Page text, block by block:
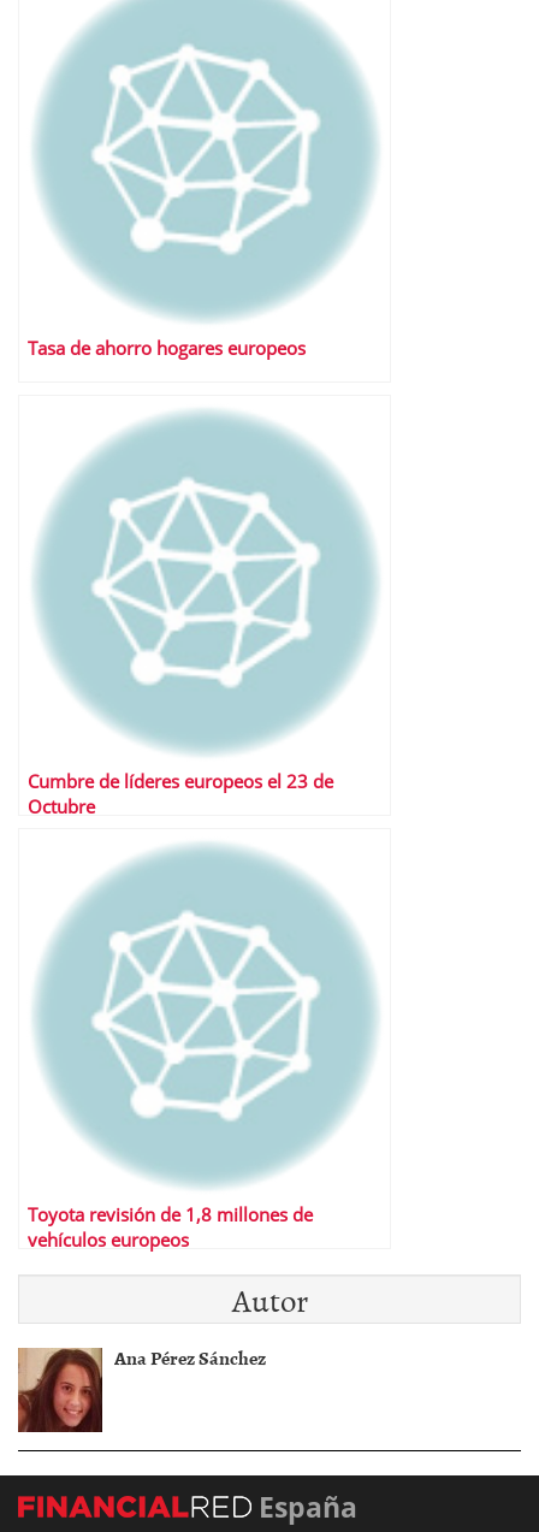
Tasa de ahorro hogares europeos
Cumbre de líderes europeos el 23 de
Octubre
Toyota revisión de 1,8 millones de
vehículos europeos
Autor
Ana Pérez Sánchez
España